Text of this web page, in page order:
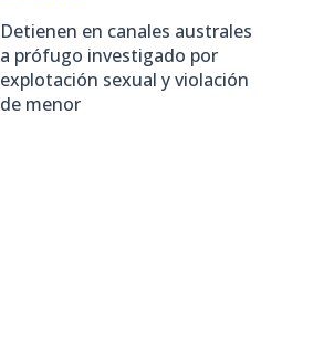
Detienen en canales australes
a prófugo investigado por
explotación sexual y violación
de menor